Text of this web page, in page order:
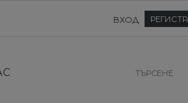
ВХОД